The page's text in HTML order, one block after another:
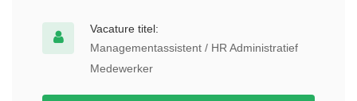
Vacature titel:
Managementassistent / HR Administratief
Medewerker